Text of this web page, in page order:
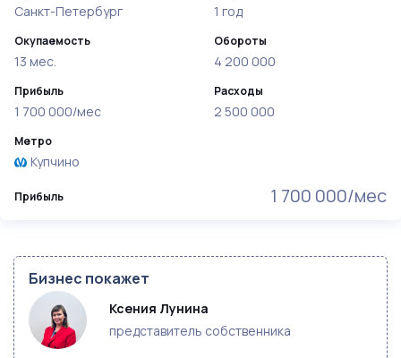
Прибыль 1 700 000/мес
Санкт-Петербург
Окупаемость
13 мес.
Прибыль
1 700 000/мес
1 год
Обороты
4 200 000
Расходы
2 500 000
Метро
Купчино
Бизнес покажет
Ксения Лунина
представитель собственника